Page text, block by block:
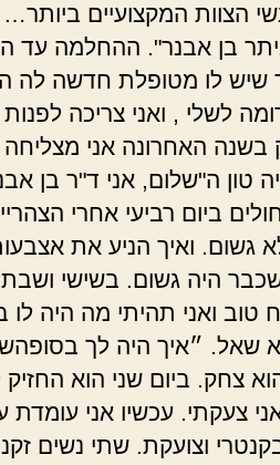
הצוות המקצועיים ביותר…
בן אבנר". ההחלמה עד
שיש לו מטופלת חדשה לה
לשלי , ואני צריכה
בשנה האחרונה אני
טון ה"שלום, אני ד"ר בן
ביום רביעי אחרי
גשום. ואיך הניע את
היה גשום. בשישי ושבת
טוב ואני תהיתי מה היה
שאל. ״איך היה לך
צחק. ביום שני הוא
צעקתי. עכשיו אני
וצועקת. שתי נשים